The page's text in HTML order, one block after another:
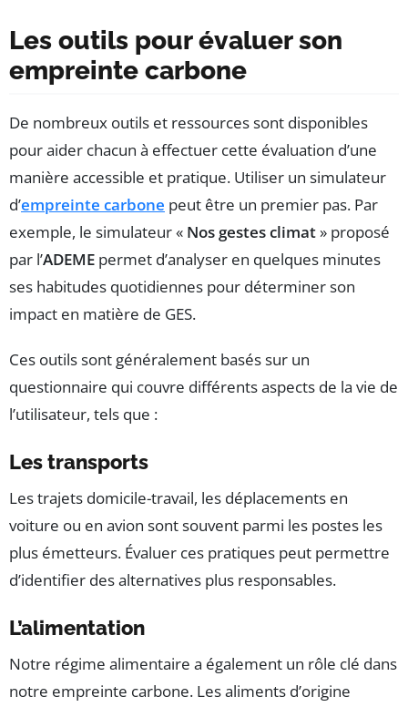
Les outils pour évaluer son
empreinte carbone
De nombreux outils et ressources sont disponibles
pour aider chacun à effectuer cette évaluation d’une
manière accessible et pratique. Utiliser un simulateur
d’empreinte carbone peut être un premier pas. Par
exemple, le simulateur « Nos gestes climat» proposé
par l’ADEME permet d’analyser en quelques minutes
ses habitudes quotidiennes pour déterminer son
impact en matière de GES.
Ces outils sont généralement basés sur un
questionnaire qui couvre différents aspects de la vie de
l’utilisateur, tels que :
Les transports
Les trajets domicile-travail, les déplacements en
voiture ou en avion sont souvent parmi les postes les
plus émetteurs. Évaluer ces pratiques peut permettre
d’identifier des alternatives plus responsables.
L’alimentation
Notre régime alimentaire a également un rôle clé dans
notre empreinte carbone. Les aliments d’origine